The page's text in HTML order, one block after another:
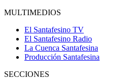
MULTIMEDIOS
El Santafesino TV
El Santafesino Radio
La Cuenca Santafesina
Producción Santafesina
SECCIONES